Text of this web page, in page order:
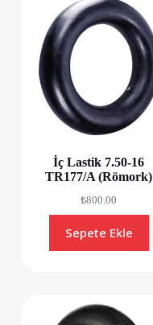
İç Lastik 7.50-16
TR177/A (Römork)
₺800.00
Sepete Ekle